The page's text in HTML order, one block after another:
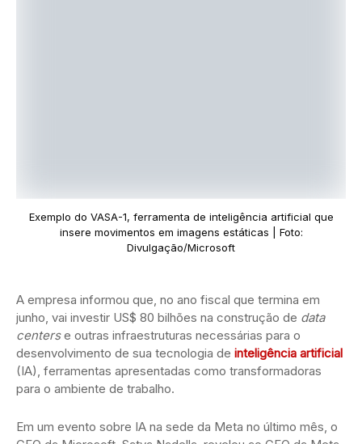
Exemplo do VASA-1, ferramenta de inteligência artificial que
insere movimentos em imagens estáticas | Foto:
Divulgação/Microsoft
A empresa informou que, no ano fiscal que termina em
junho, vai investir US$ 80 bilhões na construção de data
centerse outras infraestruturas necessárias para o
desenvolvimento de sua tecnologia de inteligência artificial
(IA), ferramentas apresentadas como transformadoras
para o ambiente de trabalho.
Em um evento sobre IA na sede da Meta no último mês, o